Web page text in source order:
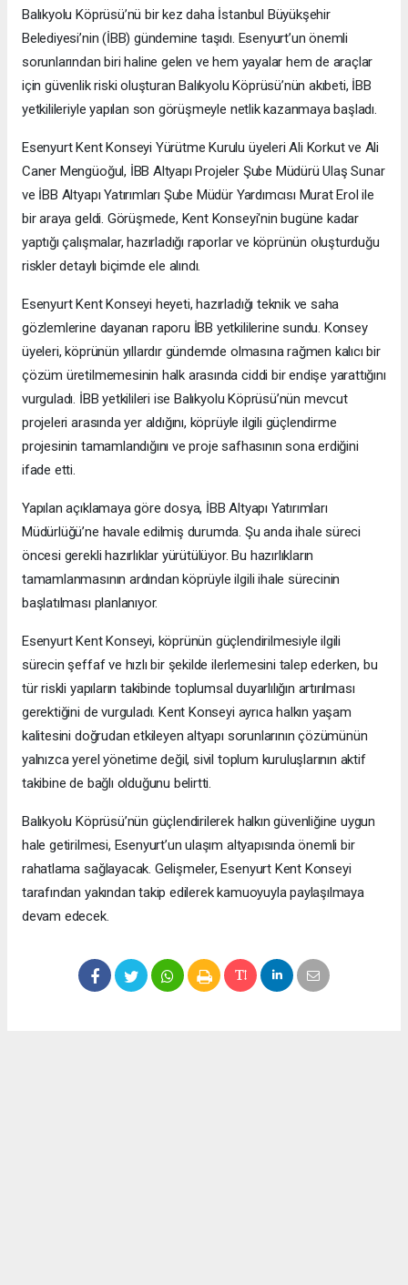
Balıkyolu Köprüsü’nü bir kez daha İstanbul Büyükşehir
Belediyesi’nin (İBB) gündemine taşıdı. Esenyurt’un önemli
sorunlarından biri haline gelen ve hem yayalar hem de araçlar
için güvenlik riski oluşturan Balıkyolu Köprüsü’nün akıbeti, İBB
yetkilileriyle yapılan son görüşmeyle netlik kazanmaya başladı.
Esenyurt Kent Konseyi Yürütme Kurulu üyeleri Ali Korkut ve Ali
Caner Mengüoğul, İBB Altyapı Projeler Şube Müdürü Ulaş Sunar
ve İBB Altyapı Yatırımları Şube Müdür Yardımcısı Murat Erol ile
bir araya geldi. Görüşmede, Kent Konseyi'nin bugüne kadar
yaptığı çalışmalar, hazırladığı raporlar ve köprünün oluşturduğu
riskler detaylı biçimde ele alındı.
Esenyurt Kent Konseyi heyeti, hazırladığı teknik ve saha
gözlemlerine dayanan raporu İBB yetkililerine sundu. Konsey
üyeleri, köprünün yıllardır gündemde olmasına rağmen kalıcı bir
çözüm üretilmemesinin halk arasında ciddi bir endişe yarattığını
vurguladı. İBB yetkilileri ise Balıkyolu Köprüsü’nün mevcut
projeleri arasında yer aldığını, köprüyle ilgili güçlendirme
projesinin tamamlandığını ve proje safhasının sona erdiğini
ifade etti.
Yapılan açıklamaya göre dosya, İBB Altyapı Yatırımları
Müdürlüğü’ne havale edilmiş durumda. Şu anda ihale süreci
öncesi gerekli hazırlıklar yürütülüyor. Bu hazırlıkların
tamamlanmasının ardından köprüyle ilgili ihale sürecinin
başlatılması planlanıyor.
Esenyurt Kent Konseyi, köprünün güçlendirilmesiyle ilgili
sürecin şeffaf ve hızlı bir şekilde ilerlemesini talep ederken, bu
tür riskli yapıların takibinde toplumsal duyarlılığın artırılması
gerektiğini de vurguladı. Kent Konseyi ayrıca halkın yaşam
kalitesini doğrudan etkileyen altyapı sorunlarının çözümünün
yalnızca yerel yönetime değil, sivil toplum kuruluşlarının aktif
takibine de bağlı olduğunu belirtti.
Balıkyolu Köprüsü’nün güçlendirilerek halkın güvenliğine uygun
hale getirilmesi, Esenyurt’un ulaşım altyapısında önemli bir
rahatlama sağlayacak. Gelişmeler, Esenyurt Kent Konseyi
tarafından yakından takip edilerek kamuoyuyla paylaşılmaya
devam edecek.